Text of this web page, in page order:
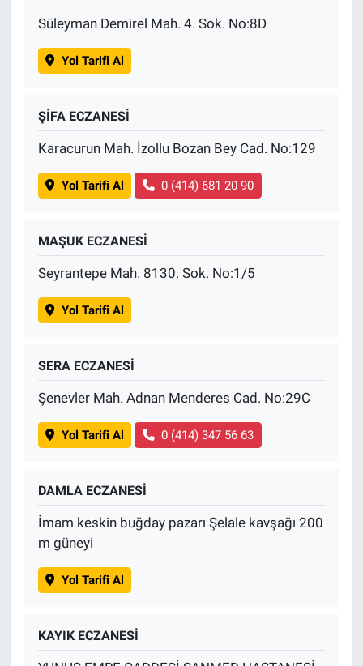
Süleyman Demirel Mah. 4. Sok. No:8D
Yol Tarifi Al
ŞİFA ECZANESİ
Karacurun Mah. İzollu Bozan Bey Cad. No:129
Yol Tarifi Al 0 (414) 681 20 90
MAŞUK ECZANESİ
Seyrantepe Mah. 8130. Sok. No:1/5
Yol Tarifi Al
SERA ECZANESİ
Şenevler Mah. Adnan Menderes Cad. No:29C
Yol Tarifi Al 0 (414) 347 56 63
DAMLA ECZANESİ
İmam keskin buğday pazarı Şelale kavşağı 200
m güneyi
Yol Tarifi Al
KAYIK ECZANESİ